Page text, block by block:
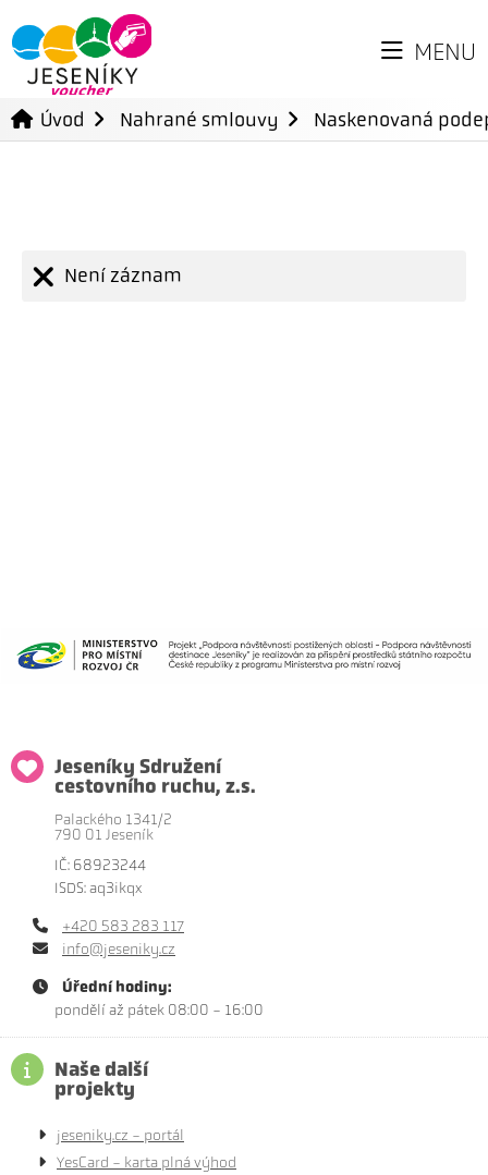
MENU
Úvod Nahrané smlouvy Naskenovaná
Není záznam
Jeseníky Sdružení
cestovního ruchu, z.s.
Palackého 1341/2
790 01 Jeseník
IČ: 68923244
ISDS: aq3ikqx
+420 583 283 117
info@jeseniky.cz
Úřední hodiny:
pondělí až pátek 08:00 - 16:00
Naše další
projekty
jeseniky.cz - portál
YesCard - karta plná výhod